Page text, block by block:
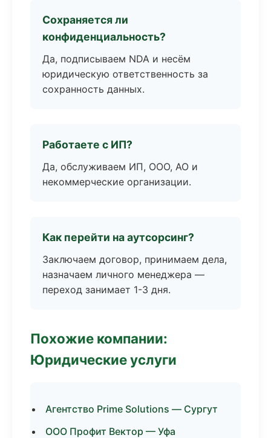
Сохраняется ли
конфиденциальность?
Да, подписываем NDA и несём
юридическую ответственность за
сохранность данных.
Работаете с ИП?
Да, обслуживаем ИП, ООО, АО и
некоммерческие организации.
Как перейти на аутсорсинг?
Заключаем договор, принимаем дела,
назначаем личного менеджера —
переход занимает 1-3 дня.
Похожие компании:
Юридические услуги
Агентство Prime Solutions — Сургут
ООО Профит Вектор — Уфа